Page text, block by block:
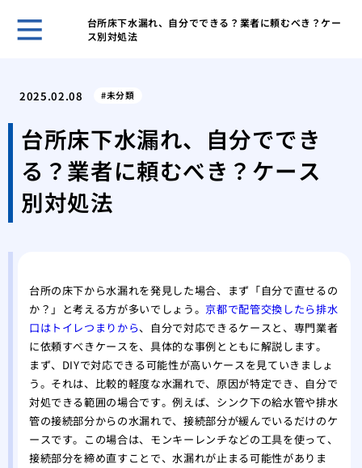
台所床下水漏れ、自分でできる？業者に頼むべき？ケー
ス別対処法
特
処法
2025.02.08 未分類
台所床下水漏れ、自分ででき
る？業者に頼むべき？ケース
別対処法
台所の床下から水漏れを発見した場合、まず「自分で直せるの
か？」と考える方が多いでしょう。 京都で配管交換したら排水
口はトイレつまりから、自分で対応できるケースと、専門業者
に依頼すべきケースを、具体的な事例とともに解説します。
まず、DIYで対応できる可能性が高いケースを見ていきましょ
う。それは、比較的軽度な水漏れで、原因が特定でき、自分で
対処できる範囲の場合です。例えば、シンク下の給水管や排水
管の接続部分からの水漏れで、接続部分が緩んでいるだけのケ
ースです。この場合は、モンキーレンチなどの工具を使って、
接続部分を締め直すことで、水漏れが止まる可能性がありま